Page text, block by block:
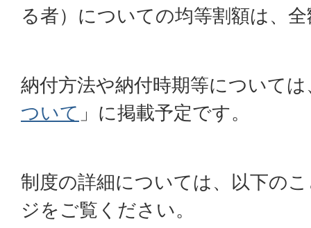
る者）についての均等割額は、
納付方法や納付時期等については
ついて 」に掲載予定です。
制度の詳細については、以下の
ジをご覧ください。